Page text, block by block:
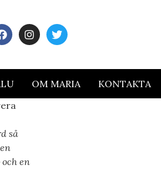
OM MARIA KONTAKTA
så
en